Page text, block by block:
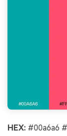
HEX: #00a6a6